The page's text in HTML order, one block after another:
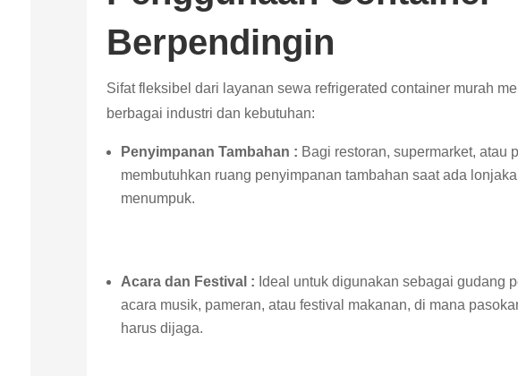
Berpendingin
Sifat fleksibel dari layanan sewa refrigerated container murah
berbagai industri dan kebutuhan:
Penyimpanan Tambahan : Bagi restoran, supermarket, atau
membutuhkan ruang penyimpanan tambahan saat ada
menumpuk.
Acara dan Festival : Ideal untuk digunakan sebagai gudang
acara musik, pameran, atau festival makanan, di mana
harus dijaga.